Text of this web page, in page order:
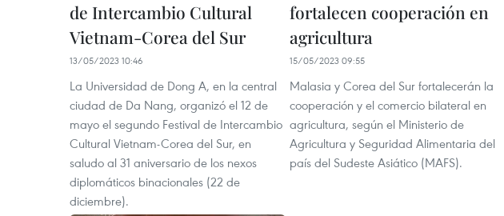
de Intercambio Cultural
Vietnam-Corea del Sur
13/05/2023 10:46
La Universidad de Dong A, en la central
ciudad de Da Nang, organizó el 12 de
mayo el segundo Festival de Intercambio
Cultural Vietnam-Corea del Sur, en
saludo al 31 aniversario de los nexos
diplomáticos binacionales (22 de
diciembre).
fortalecen cooperación en
agricultura
15/05/2023 09:55
Malasia y Corea del Sur fortalecerán la
cooperación y el comercio bilateral en
agricultura, según el Ministerio de
Agricultura y Seguridad Alimentaria del
país del Sudeste Asiático (MAFS).